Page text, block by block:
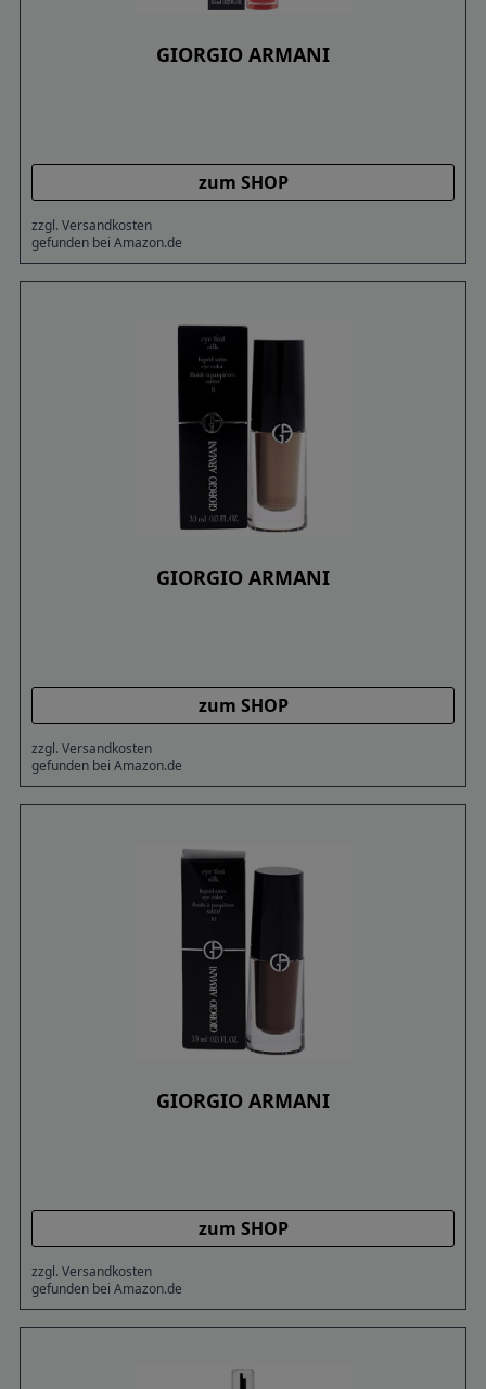
GIORGIO ARMANI
zum SHOP
zzgl. Versandkosten
gefunden bei Amazon.de
GIORGIO ARMANI
zum SHOP
zzgl. Versandkosten
gefunden bei Amazon.de
GIORGIO ARMANI
zum SHOP
zzgl. Versandkosten
gefunden bei Amazon.de